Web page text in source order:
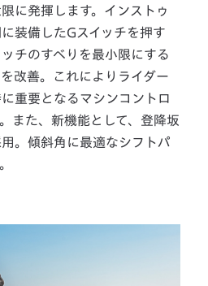
に発揮します。インストゥ
装備したGスイッチを押す
チのすべりを最小限にする
改善。これによりライダー
重要となるマシンコントロ
また、新機能として、登降坂
。傾斜角に最適なシフトパ